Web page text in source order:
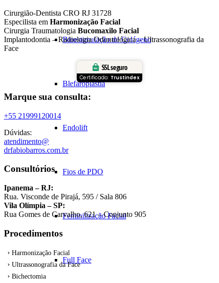
Bioestimulação de Colágeno
Blefaroplastia
Endolift
Fios de PDO
Feminilização Facial
Full Face
Cirurgião-Dentista CRO RJ 31728
Especilista em Harmonização Facial
Cirurgia Traumatologia Bucomaxilo Facial
Implantodontia – Radiologia Odontológica – Ultrassonografia da
Face
SSL seguro
Certificado: Trustindex
Marque sua consulta:
+55 21999120014
Dúvidas:
atendimento@
drfabiobarros.com.br
Consultórios
Ipanema – RJ:
Rua. Visconde de Pirajá, 595 / Sala 806
Vila Olímpia – SP:
Rua Gomes de Carvalho, 621 – Conjunto 905
Procedimentos
Harmonização Facial
Ultrassonografia da Face
Bichectomia